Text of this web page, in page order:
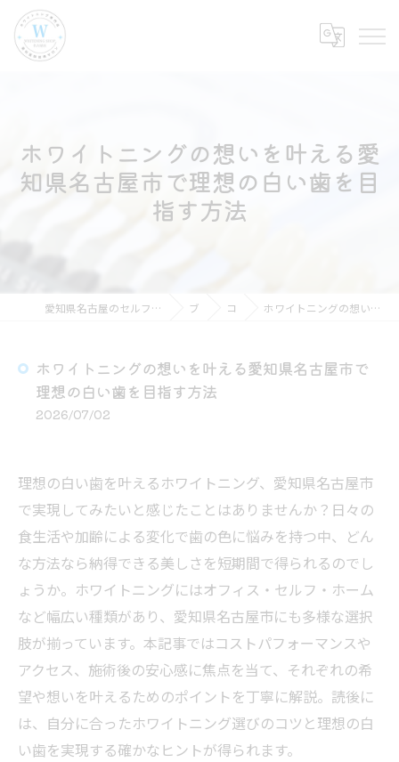
ホワイトニングの想いを叶える愛
知県名古屋市で理想の白い歯を目
指す方法
愛知県名古屋のセルフホワイトニングならホワイトニングショップ名古屋店 ブログ コラム ホワイトニングの想いを叶える愛知県名古屋市で理想の白い歯を目指す方法
ホワイトニングの想いを叶える愛知県名古屋市で
理想の白い歯を目指す方法
2026/07/02
理想の白い歯を叶えるホワイトニング、愛知県名古屋市
で実現してみたいと感じたことはありませんか？日々の
食生活や加齢による変化で歯の色に悩みを持つ中、どん
な方法なら納得できる美しさを短期間で得られるのでし
ょうか。ホワイトニングにはオフィス・セルフ・ホーム
など幅広い種類があり、愛知県名古屋市にも多様な選択
肢が揃っています。本記事ではコストパフォーマンスや
アクセス、施術後の安心感に焦点を当て、それぞれの希
望や想いを叶えるためのポイントを丁寧に解説。読後に
は、自分に合ったホワイトニング選びのコツと理想の白
い歯を実現する確かなヒントが得られます。